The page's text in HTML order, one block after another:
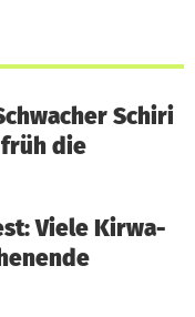
Schiri
die
Viele Kirwa-